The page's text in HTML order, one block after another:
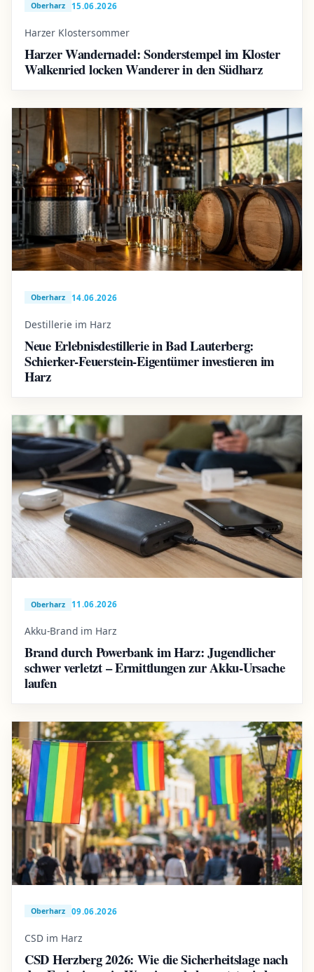
Oberharz 15.06.2026
Harzer Klostersommer
Harzer Wandernadel: Sonderstempel im Kloster
Walkenried locken Wanderer in den Südharz
Oberharz 14.06.2026
Destillerie im Harz
Neue Erlebnisdestillerie in Bad Lauterberg:
Schierker-Feuerstein-Eigentümer investieren im
Harz
Oberharz 11.06.2026
Akku-Brand im Harz
Brand durch Powerbank im Harz: Jugendlicher
schwer verletzt – Ermittlungen zur Akku-Ursache
laufen
Oberharz 09.06.2026
CSD im Harz
CSD Herzberg 2026: Wie die Sicherheitslage nach